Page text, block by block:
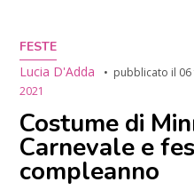
FESTE
Lucia D'Adda
pubblicato il
2021
Costume di
Carnevale e
compleanno